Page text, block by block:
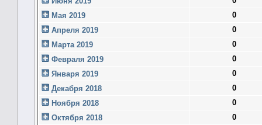
Мая 2019
0
Апреля 2019
0
Марта 2019
0
Февраля 2019
0
Января 2019
0
Декабря 2018
0
Ноября 2018
0
Октября 2018
0